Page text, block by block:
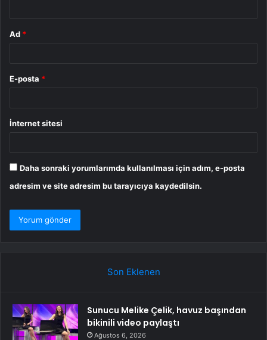
Ad *
E-posta *
İnternet sitesi
Daha sonraki yorumlarımda kullanılması için adım, e-posta
adresim ve site adresim bu tarayıcıya kaydedilsin.
Son Eklenen
Sunucu Melike Çelik, havuz başından
bikinili video paylaştı
Ağustos 6, 2026